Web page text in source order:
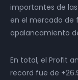
importantes de
en el mercado de
apalancamiento
En total, el Profit
record fue de